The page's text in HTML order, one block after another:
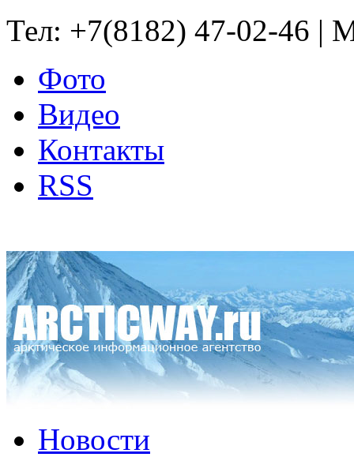
Тел: +7(8182) 47-02-46 |
Фото
Видео
Контакты
RSS
Новости